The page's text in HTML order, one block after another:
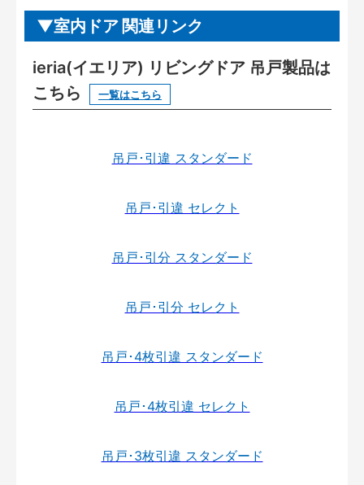
室内ドア 関連リンク
ieria(イエリア) リビングドア 吊戸製品は
こちら
一覧はこちら
吊戸･引違 スタンダード
吊戸･引違 セレクト
吊戸･引分 スタンダード
吊戸･引分 セレクト
吊戸･4枚引違 スタンダード
吊戸･4枚引違 セレクト
吊戸･3枚引違 スタンダード